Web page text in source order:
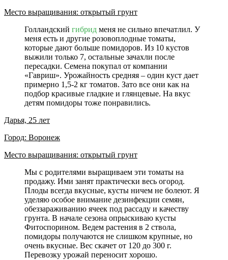
Место выращивания: открытый грунт
Голландский гибрид меня не сильно впечатлил. У
меня есть и другие розовоплодные томаты,
которые дают больше помидоров. Из 10 кустов
выжили только 7, остальные зачахли после
пересадки. Семена покупал от компании
«Гавриш». Урожайность средняя – один куст дает
примерно 1,5-2 кг томатов. Зато все они как на
подбор красивые гладкие и глянцевые. На вкус
детям помидоры тоже понравились.
Дарья, 25 лет
Город: Воронеж
Место выращивания: открытый грунт
Мы с родителями выращиваем эти томаты на
продажу. Ими занят практически весь огород.
Плоды всегда вкусные, кусты ничем не болеют. Я
уделяю особое внимание дезинфекции семян,
обеззараживанию ячеек под рассаду и качеству
грунта. В начале сезона опрыскиваю кусты
Фитоспорином. Ведем растения в 2 ствола,
помидоры получаются не слишком крупные, но
очень вкусные. Вес скачет от 120 до 300 г.
Перевозку урожай переносит хорошо.